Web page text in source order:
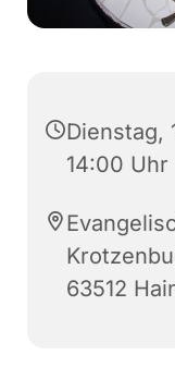
Dienstag,
14:00 Uhr
63512